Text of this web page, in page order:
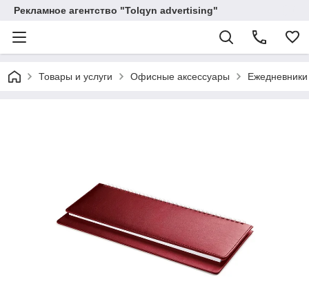
Рекламное агентство "Tolqyn advertising"
Товары и услуги Офисные аксессуары Ежедневники